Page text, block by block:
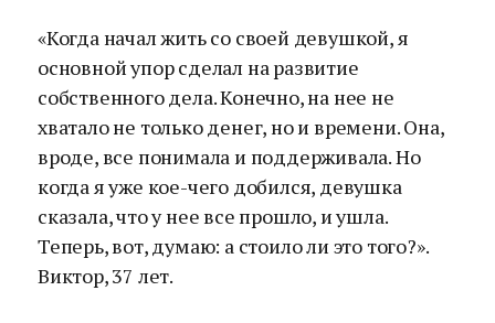
«Когда начал жить со своей девушкой, я
основной упор сделал на развитие
собственного дела. Конечно, на нее не
хватало не только денег, но и времени. Она,
вроде, все понимала и поддерживала. Но
когда я уже кое-чего добился, девушка
сказала, что у нее все прошло, и ушла.
Теперь, вот, думаю: а стоило ли это того?».
Виктор, 37 лет.